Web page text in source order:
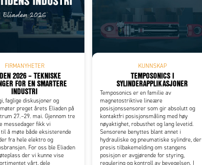
2. Byttet er klart.
Add to existing cart row Add as new cart row
FIRMANYHETER
2026 – TEKNISKE
FOR EN SMARTERE
INDUSTRI
faglige diskusjoner og
preget årets Eliaden på
27.–29. mai. Gjennom tre
messedager fikk vi
å møte både eksisterende
fra hele elektro og
For oss ble Eliaden
der vi kunne vise
vårt, dele
KUNNSKAP
TEMPOSONICS I
SYLINDERAPPLIKASJONER
Temposonics er en familie av
magnetostriktive lineære
posisjonssensorer som gir absolutt og
kontaktfri posisjonsmåling med høy
nøyaktighet, robusthet og lang levetid.
Sensorene benyttes blant annet i
hydrauliske og pneumatiske sylindre, der
presis tilbakemelding om stangens
posisjon er avgjørende for styring,
regulering og kontroll av bevegelsen. I